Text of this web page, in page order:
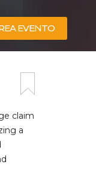
EVENTO
claim
a